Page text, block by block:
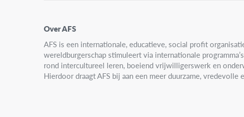
Over AFS
AFS is een internationale, educatieve, social profit
wereldburgerschap stimuleert via internationale
rond intercultureel leren, boeiend vrijwilligerswerk en
Hierdoor draagt AFS bij aan een meer duurzame, vredevolle